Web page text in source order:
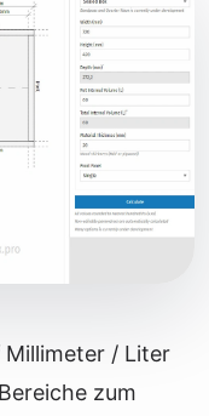
Millimeter / Liter
zum